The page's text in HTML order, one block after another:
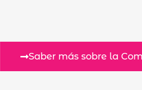
Saber más sobre la